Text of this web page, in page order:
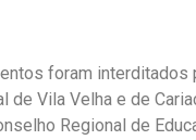
foram interditados
de Vila Velha e de
Regional de